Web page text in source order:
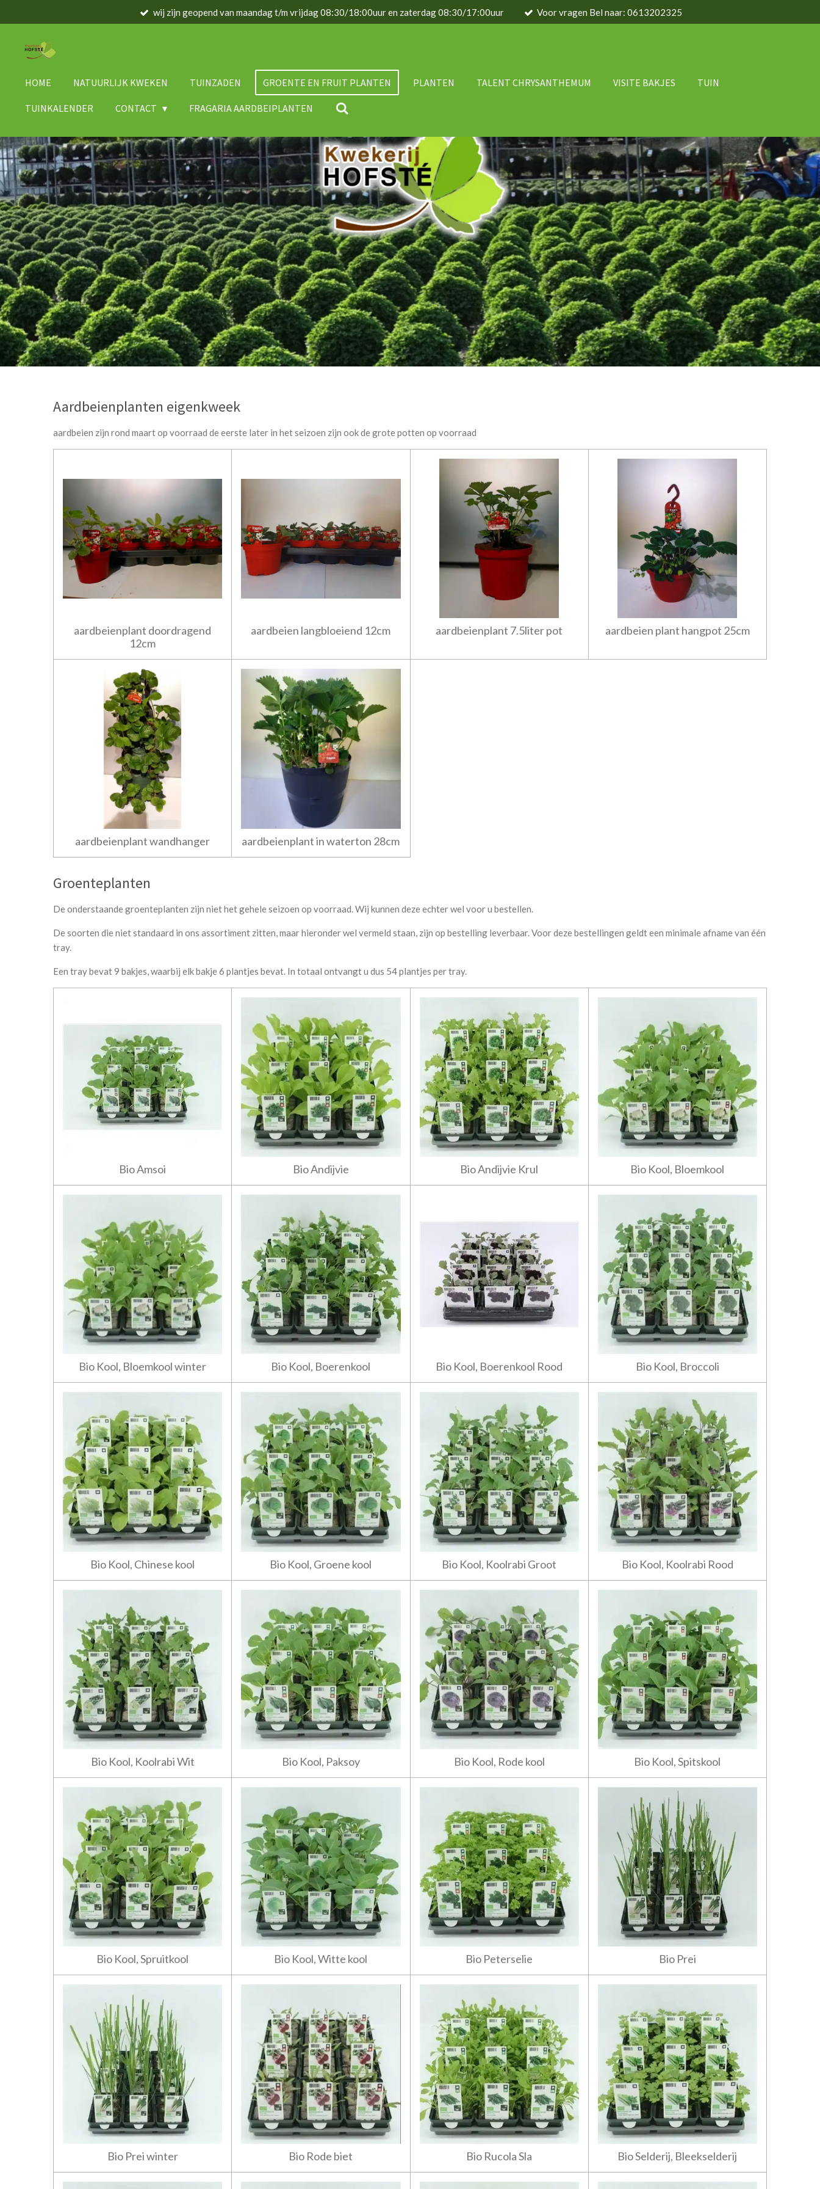
direct
wij zijn geopend van maandag t/m vrijdag 08:30/18:00uur en zaterdag 08:30/17:00uur Voor vragen Bel naar: 0613202325
HOME NATUURLIJK KWEKEN TUINZADEN GROENTE EN FRUIT PLANTEN PLANTEN TALENT CHRYSANTHEMUM VISITE BAKJES TUIN
TUINKALENDER CONTACT FRAGARIA AARDBEIPLANTEN
Aardbeienplanten eigenkweek
aardbeien zijn rond maart op voorraad de eerste later in het seizoen zijn ook de grote potten op voorraad
aardbeienplant doordragend
12cm
aardbeien langbloeiend 12cm aardbeienplant 7.5liter pot aardbeien plant hangpot 25cm
aardbeienplant wandhanger aardbeienplant in waterton 28cm
Groenteplanten
De onderstaande groenteplanten zijn niet het gehele seizoen op voorraad. Wij kunnen deze echter wel voor u bestellen.
De soorten die niet standaard in ons assortiment zitten, maar hieronder wel vermeld staan, zijn op bestelling leverbaar. Voor deze bestellingen geldt een minimale afname van één
tray.
Een tray bevat 9 bakjes, waarbij elk bakje 6 plantjes bevat. In totaal ontvangt u dus 54 plantjes per tray.
Bio Amsoi Bio Andijvie Bio Andijvie Krul Bio Kool, Bloemkool
Bio Kool, Bloemkool winter Bio Kool, Boerenkool Bio Kool, Boerenkool Rood Bio Kool, Broccoli
Bio Kool, Chinese kool Bio Kool, Groene kool Bio Kool, Koolrabi Groot Bio Kool, Koolrabi Rood
Bio Kool, Koolrabi Wit Bio Kool, Paksoy Bio Kool, Rode kool Bio Kool, Spitskool
Bio Kool, Spruitkool Bio Kool, Witte kool Bio Peterselie Bio Prei
Bio Prei winter Bio Rode biet Bio Rucola Sla Bio Selderij, Bleekselderij